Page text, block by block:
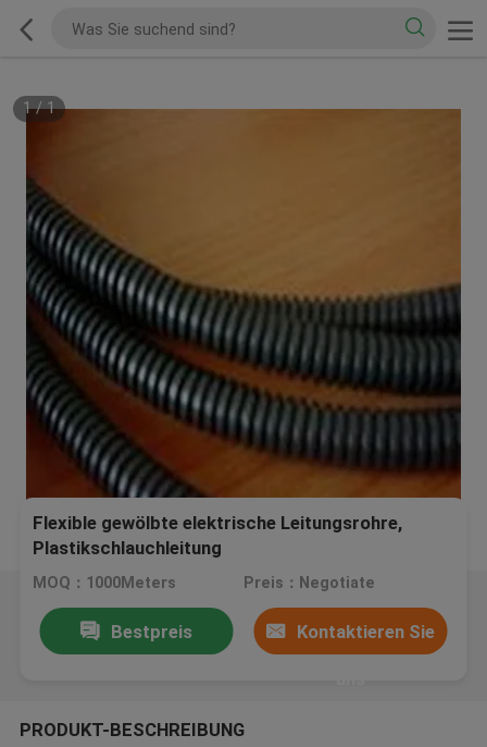
1/1
Flexible gewölbte elektrische Leitungsrohre,
Plastikschlauchleitung
MOQ：1000Meters Preis：Negotiate
Bestpreis Kontaktieren Sie
PRODUKT-BESCHREIBUNG